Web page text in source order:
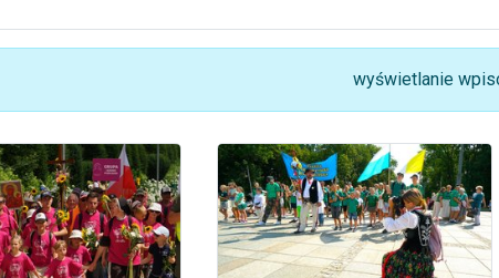
wyświetlanie